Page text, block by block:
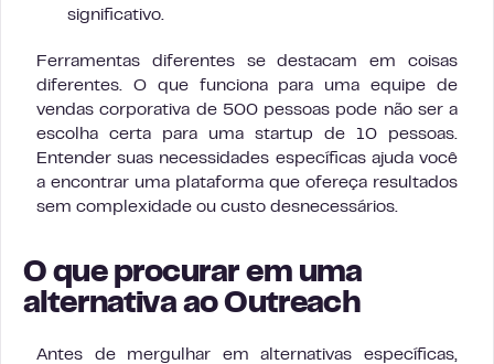
significativo.
Ferramentas diferentes se destacam em coisas
diferentes. O que funciona para uma equipe de
vendas corporativa de 500 pessoas pode não ser a
escolha certa para uma startup de 10 pessoas.
Entender suas necessidades específicas ajuda você
a encontrar uma plataforma que ofereça resultados
sem complexidade ou custo desnecessários.
O que procurar em uma
alternativa ao Outreach
Antes de mergulhar em alternativas específicas,